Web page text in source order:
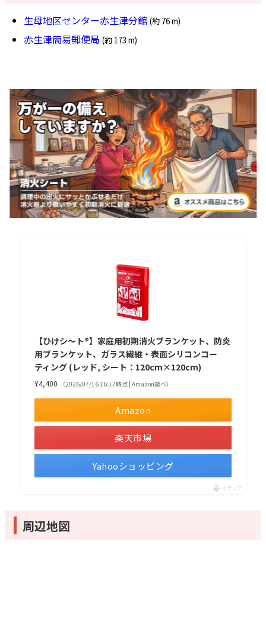
生母地区センター赤生津分館 (約 76 m)
赤生津簡易郵便局 (約 173 m)
【ひけシ～ト®】家庭用初期消火ブランケット、防炎
用ブランケット、ガラス繊維・表面シリコンコー
ティング (レッド, シート：120cm×120cm)
¥4,400 （2026/07/16 16:17時点 | Amazon調べ）
Amazon
楽天市場
Yahooショッピング
ポチップ
周辺地図